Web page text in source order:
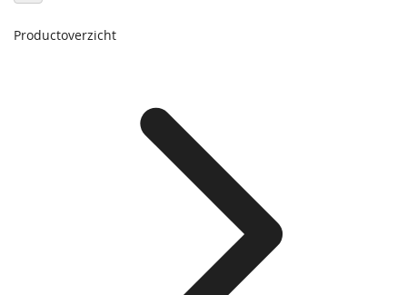
Productoverzicht